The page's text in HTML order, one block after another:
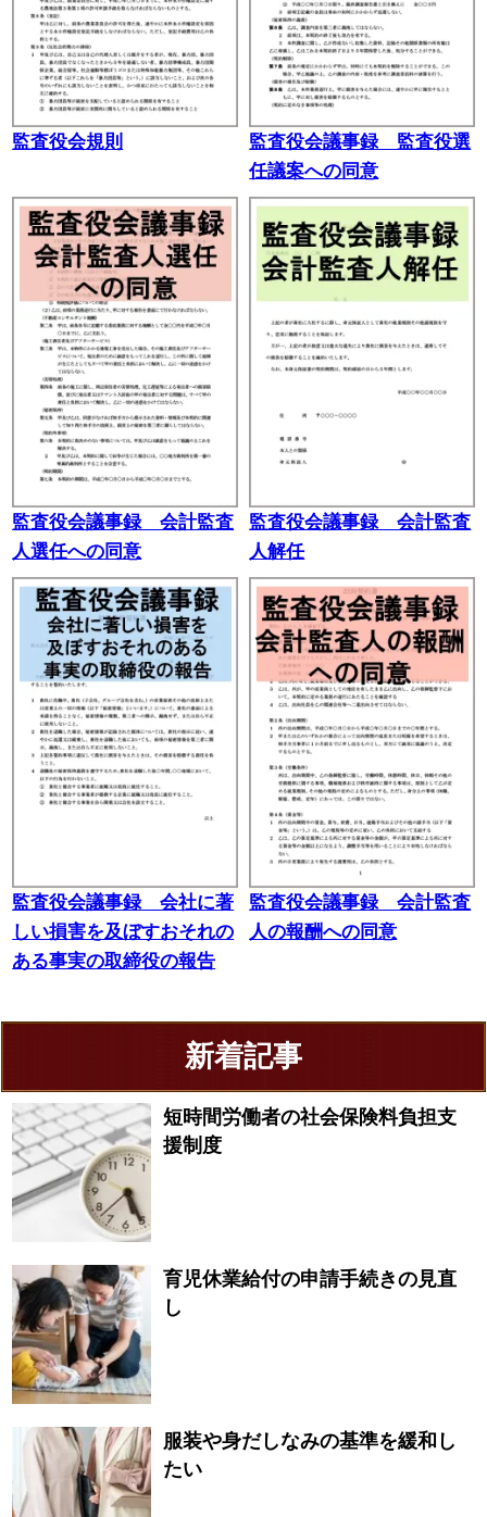
監査役会規則
監査役会議事録 監査役選
任議案への同意
監査役会議事録 会計監査
人選任への同意
監査役会議事録 会計監査
人解任
監査役会議事録 会社に著
しい損害を及ぼすおそれの
ある事実の取締役の報告
監査役会議事録 会計監査
人の報酬への同意
新着記事
短時間労働者の社会保険料負担支
援制度
育児休業給付の申請手続きの見直
し
服装や身だしなみの基準を緩和し
たい